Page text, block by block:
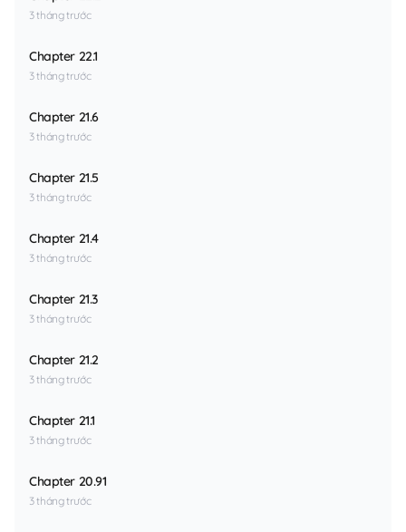
3 tháng trước
Chapter 22.1
3 tháng trước
Chapter 21.6
3 tháng trước
Chapter 21.5
3 tháng trước
Chapter 21.4
3 tháng trước
Chapter 21.3
3 tháng trước
Chapter 21.2
3 tháng trước
Chapter 21.1
3 tháng trước
Chapter 20.91
3 tháng trước